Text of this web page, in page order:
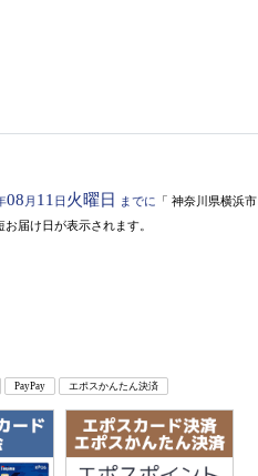
08 月 11 日 火曜日 までに 「 神奈川県横浜市
届け日が表示されます。
PayPay エポスかんたん決済